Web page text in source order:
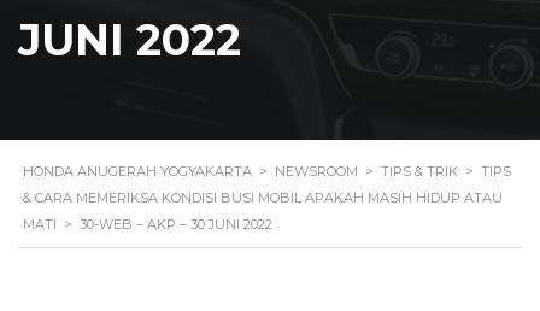
JUNI 2022
HONDA ANUGERAH YOGYAKARTA > NEWSROOM > TIPS & TRIK > TIPS
& CARA MEMERIKSA KONDISI BUSI MOBIL APAKAH MASIH HIDUP ATAU
MATI > 30-WEB – AKP – 30 JUNI 2022